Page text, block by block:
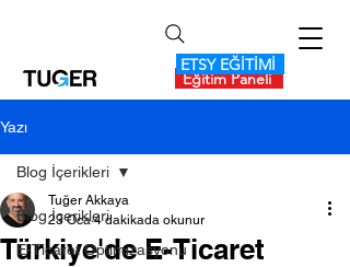
Eğitim Paneli
ETSY EĞİTİMİ
Yazı
Blog İçerikleri
E-Ticaret Optimizasyonu
Blog İçerikleri
Türkiye'de E-Ticaret
Tuğer Akkaya
23 Oca 4 dakikada okunur